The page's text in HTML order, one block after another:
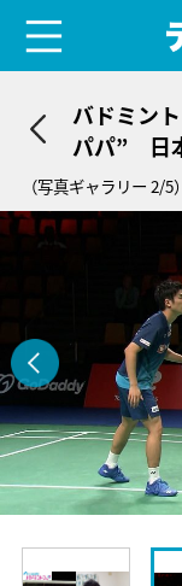
バドミン
パパ” 日
の前には
（写真ギャラリー 2/5）